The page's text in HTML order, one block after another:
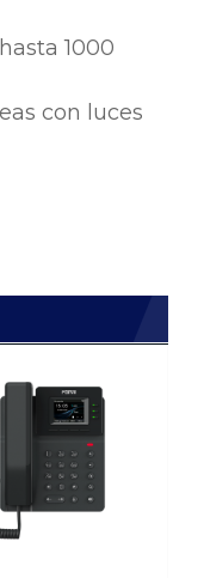
1000
con luces